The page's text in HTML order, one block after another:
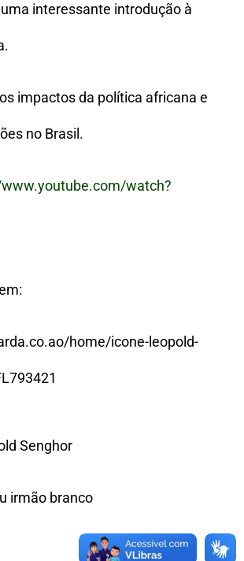
interessante introdução à
impactos da política africana e
no Brasil.
watch?
home/icone-leopold-
Senghor
irmão branco